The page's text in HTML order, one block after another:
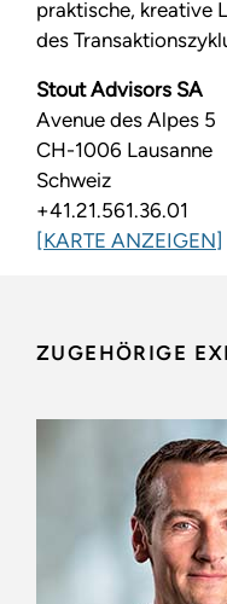
praktische, kreative
des
Stout Advisors SA
Avenue des Alpes 5
CH-1006 Lausanne
Schweiz
+41.21.561.36.01
[KARTE ANZEIGEN]
ZUGEHÖRIGE